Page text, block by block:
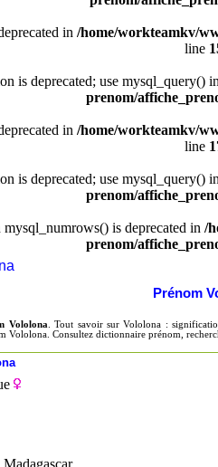
in /home/workteamkv/
line
is deprecated; use mysql_query()
prenom/
in /home/workteamkv/
line
is deprecated; use mysql_query()
prenom/
mysql_numrows() is deprecated in /
prenom/
Prénom
Vololona . Tout savoir sur Vololona :
Consultez dictionnaire prénom,
Madagascar